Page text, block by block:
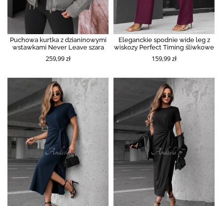
Puchowa kurtka z dzianinowymi
wstawkami Never Leave szara
259,99 zł
Eleganckie spodnie wide leg z
wiskozy Perfect Timing śliwkowe
159,99 zł